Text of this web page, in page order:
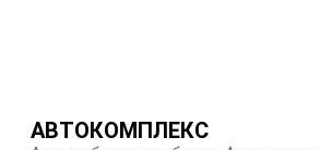
АВТОКОМПЛЕКС